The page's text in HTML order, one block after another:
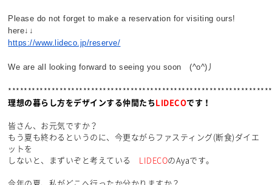
Please do not forget to make a reservation for visiting ours!
here↓↓
https://www.lideco.jp/reserve/
We are all looking forward to seeing you soon (^o^) 丿
理想の暮らし方をデザインする仲間たちLIDECOです！
皆さん、お元気ですか？
もう夏も終わるというのに、今更ながらファスティング(断食)ダイエ
ットを
しないと、まずいぞと考えている
LIDECOのAyaです。